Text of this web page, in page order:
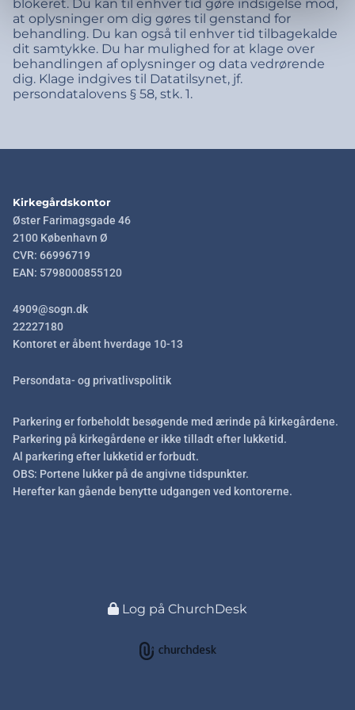
blokeret. Du kan til enhver tid gøre indsigelse mod,
at oplysninger om dig gøres til genstand for
behandling. Du kan også til enhver tid tilbagekalde
dit samtykke. Du har mulighed for at klage over
behandlingen af oplysninger og data vedrørende
dig. Klage indgives til Datatilsynet, jf.
persondatalovens § 58, stk. 1.
Kirkegårdskontor
Øster Farimagsgade 46
2100 København Ø
CVR: 66996719
EAN: 5798000855120
4909@sogn.dk
22227180
Kontoret er åbent hverdage 10-13
Persondata- og privatlivspolitik
Parkering er forbeholdt besøgende med ærinde på kirkegårdene.
Parkering på kirkegårdene er ikke tilladt efter lukketid.
Al parkering efter lukketid er forbudt.
OBS: Portene lukker på de angivne tidspunkter.
Herefter kan gående benytte udgangen ved kontorerne.
Log på ChurchDesk